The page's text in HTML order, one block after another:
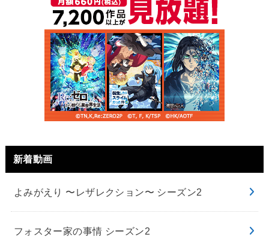
新着動画
よみがえり 〜レザレクション〜 シーズン2
フォスター家の事情 シーズン2